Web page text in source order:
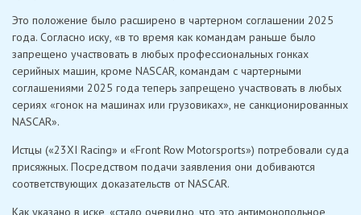
Это положение было расширено в чартерном соглашении 2025
года. Согласно иску, «в то время как командам раньше было
запрещено участвовать в любых профессиональных гонках
серийных машин, кроме NASCAR, командам с чартерными
соглашениями 2025 года теперь запрещено участвовать в любых
сериях «гонок на машинах или грузовиках», не санкционированных
NASCAR».
Истцы («23XI Racing» и «Front Row Motorsports») потребовали суда
присяжных. Посредством подачи заявления они добиваются
соответствующих доказательств от NASCAR.
Как указано в иске, «стало очевидно, что это антимонопольное